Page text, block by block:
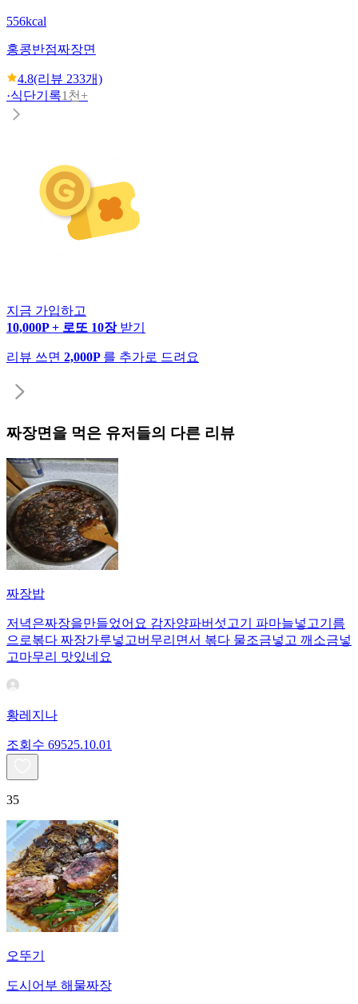
556kcal
홍콩반점짜장면
4.8(리뷰 233개)
·식단기록1천+
지금 가입하고
10,000P + 로또 10장 받기
리뷰 쓰면 2,000P 를 추가로 드려요
짜장면 을 먹은 유저들의 다른 리뷰
짜장밥
저녁은짜장을만들었어요 감자양파버섯고기 파마늘넣고기름
으로볶다 짜장가루넣고버무리면서 볶다 물조금넣고 깨소금넣
고마무리 맛있네요
황레지나
조회수 69525.10.01
35
오뚜기
도시어부 해물짜장